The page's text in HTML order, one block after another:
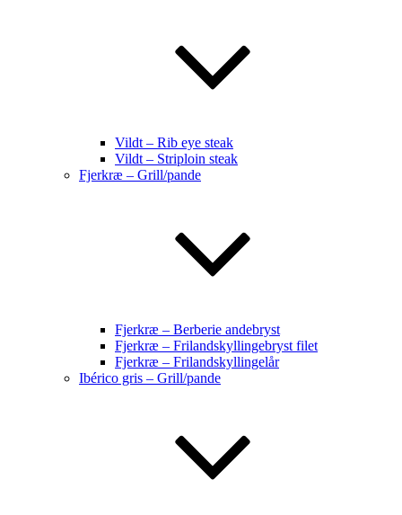
Vildt – Rib eye steak
Vildt – Striploin steak
Fjerkræ – Grill/pande
Fjerkræ – Berberie andebryst
Fjerkræ – Frilandskyllingebryst filet
Fjerkræ – Frilandskyllingelår
Ibérico gris – Grill/pande